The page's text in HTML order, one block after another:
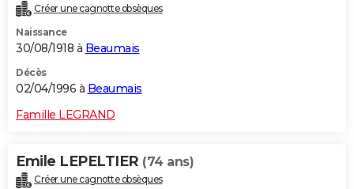
Créer une cagnotte obsèques
Naissance
30/08/1918 à Beaumais
Décès
02/04/1996 à Beaumais
Famille LEGRAND
Emile LEPELTIER (74 ans)
Créer une cagnotte obsèques